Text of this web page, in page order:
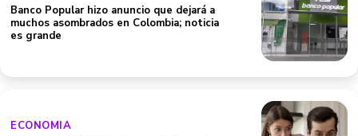
Banco Popular hizo anuncio que dejará a
muchos asombrados en Colombia; noticia
es grande
ECONOMIA